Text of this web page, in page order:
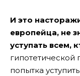
И это
европейца, не
уступать всем,
попытка